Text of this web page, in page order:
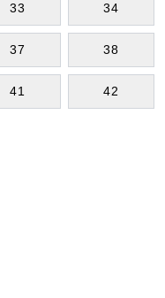
33 34
37 38
41 42